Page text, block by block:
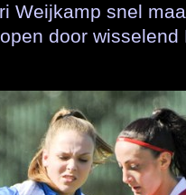
Weijkamp snel
door wisselend